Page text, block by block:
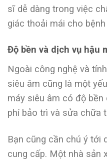
sĩ dễ dàng trong việc
giác thoải mái cho bệnh
Độ bền và dịch vụ hậu
Ngoài công nghệ và
siêu âm cũng là một
máy siêu âm có độ
phí bảo trì và sửa chữa
Bạn cũng cần chú ý tới
cung cấp. Một nhà sản